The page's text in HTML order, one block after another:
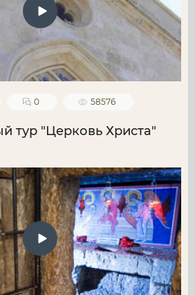
0 58576
тур "Церковь Христа"